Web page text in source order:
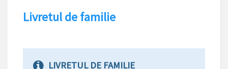
Livretul de familie
LIVRETUL DE FAMILIE